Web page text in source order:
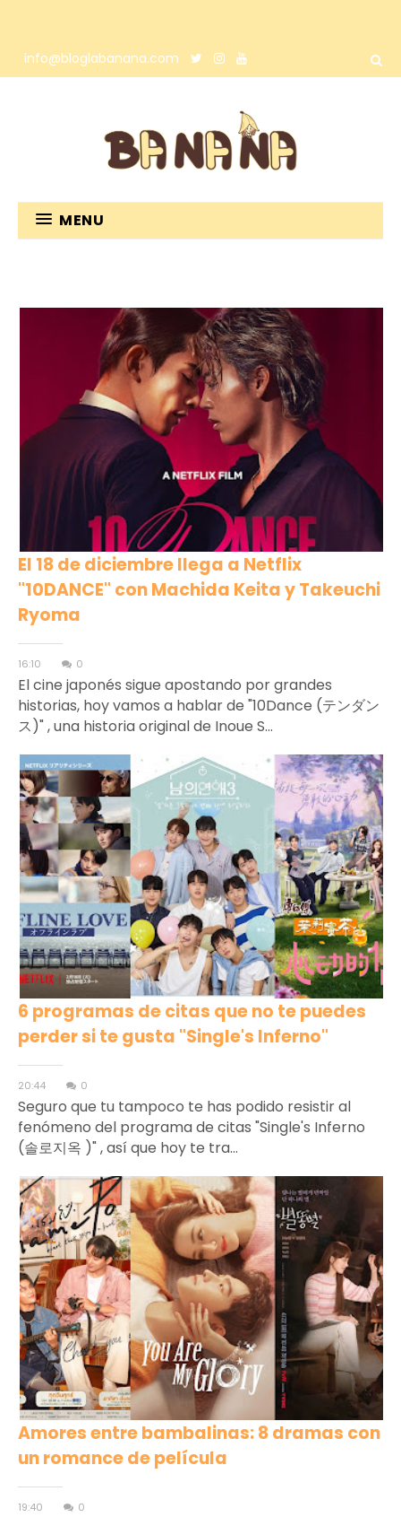
info@bloglabanana.com
MENU
El 18 de diciembre llega a Netflix
"10DANCE" con Machida Keita y Takeuchi
Ryoma
16:10 0
El cine japonés sigue apostando por grandes
historias, hoy vamos a hablar de "10Dance (テンダン
ス)" , una historia original de Inoue S...
6 programas de citas que no te puedes
perder si te gusta "Single's Inferno"
20:44 0
Seguro que tu tampoco te has podido resistir al
fenómeno del programa de citas "Single's Inferno
(솔로지옥 )" , así que hoy te tra...
Amores entre bambalinas: 8 dramas con
un romance de película
19:40 0